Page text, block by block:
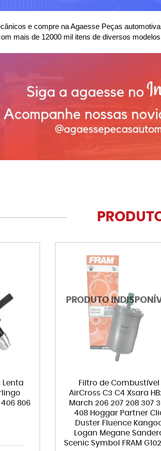
e compre na Agaesse Peças
mais de 12000 mil itens de diversos
Lenta
406 806
Filtro de Combustível
AirCross C3 C4 Xsara
March 206 207 208 307
408 Hoggar Partner
Duster Fluence
Logan Megane
Scenic Symbol FRAM